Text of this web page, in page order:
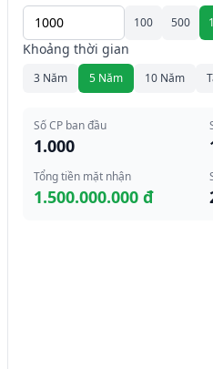
100 500
Khoảng thời gian
3 Năm 5 Năm 10 Năm
Số CP ban đầu
1.000
Tổng tiền mặt nhận
1.500.000.000 đ